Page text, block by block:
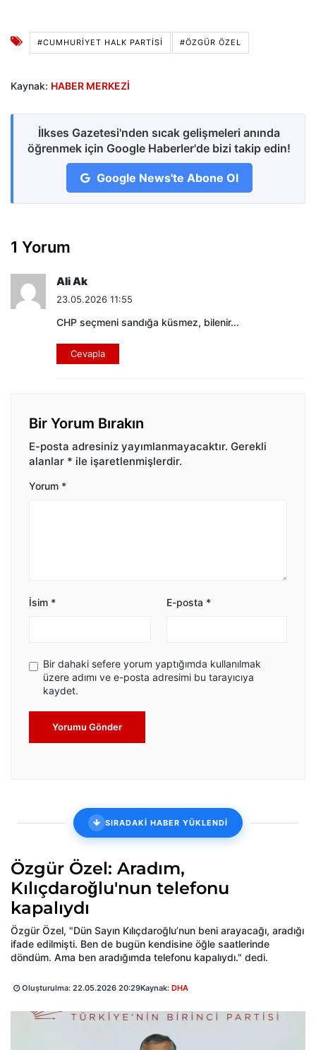
#CUMHURİYET HALK PARTİSİ #ÖZGÜR ÖZEL
Kaynak: HABER MERKEZİ
İlkses Gazetesi'nden sıcak gelişmeleri anında
öğrenmek için Google Haberler'de bizi takip edin!
Google News'te Abone Ol
1 Yorum
Ali Ak
23.05.2026 11:55
CHP seçmeni sandığa küsmez, bilenir...
Cevapla
Bir Yorum Bırakın
E-posta adresiniz yayımlanmayacaktır. Gerekli
alanlar * ile işaretlenmişlerdir.
Yorum *
İsim * E-posta *
Bir dahaki sefere yorum yaptığımda kullanılmak
üzere adımı ve e-posta adresimi bu tarayıcıya
kaydet.
Yorumu Gönder
SIRADAKİ HABER YÜKLENDİ
Özgür Özel: Aradım,
Kılıçdaroğlu'nun telefonu
kapalıydı
Özgür Özel, "Dün Sayın Kılıçdaroğlu’nun beni arayacağı, aradığı
ifade edilmişti. Ben de bugün kendisine öğle saatlerinde
döndüm. Ama ben aradığımda telefonu kapalıydı." dedi.
Oluşturulma: 22.05.2026 20:29Kaynak: DHA